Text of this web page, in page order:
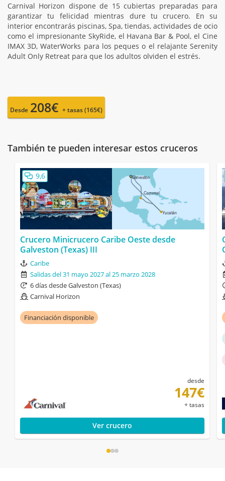
Carnival Horizon dispone de 15 cubiertas preparadas para
garantizar tu felicidad mientras dure tu crucero. En su
interior encontrarás piscinas, Spa, tiendas, actividades de ocio
como el impresionante SkyRide, el Havana Bar & Pool, el Cine
IMAX 3D, WaterWorks para los peques o el relajante Serenity
Adult Only Retreat para que los adultos olviden el estrés.
Desde 208€ + tasas (165€)
También te pueden interesar estos cruceros
9,6
Crucero Minicrucero Caribe Oeste desde
Galveston (Texas) III
Caribe
Salidas del 31 mayo 2027 al 25 marzo 2028
6 días desde Galveston (Texas)
Carnival Horizon
Financiación disponible
desde
147€
+ tasas
Ver crucero